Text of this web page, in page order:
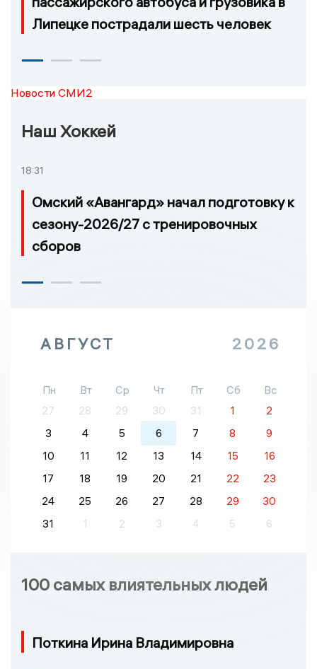
Липецке пострадали шесть человек
Новости СМИ2
Наш Хоккей
18:31
Омский «Авангард» начал подготовку к
сезону-2026/27 с тренировочных
сборов
АВГУСТ 2026
Пн Вт Ср Чт Пт Сб
Вс
27
28 29 30 31 1
2
3
4 5 6 7 8
9
10
11 12 13 14 15
16
17
18 19 20 21 22
23
24
25 26 27 28 29
30
31
1 2 3 4 5 6
100 самых влиятельных людей
Поткина Ирина Владимировна